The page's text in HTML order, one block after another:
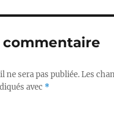
commentaire
ne sera pas publiée. Les
avec *